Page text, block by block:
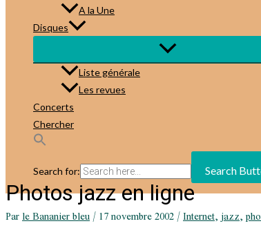
A la Une
Disques
Liste générale
Les revues
Concerts
Chercher
Search for: Search
Photos jazz en ligne
Parle Bananier bleu/17 novembre 2002/Internet,jazz,